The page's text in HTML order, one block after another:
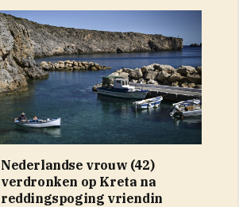
Nederlandse vrouw (42)
verdronken op Kreta na
reddingspoging vriendin